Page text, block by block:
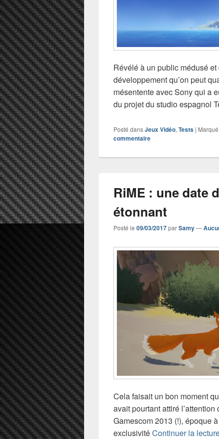
Révélé à un public médusé
développement qu’on peut
mésentente avec Sony qui a
du projet du studio espagnol
Posté dansJeux Vidéo, Tests |
commentaire
RiME : une date
étonnant
Posté le 09/03/2017parSamy—
Cela faisait un bon moment
avait pourtant attiré
Gamescom 2013 (!), époque
exclusivitéContinuer la